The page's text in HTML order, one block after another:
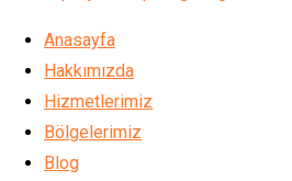
Anasayfa
Hakkımızda
Hizmetlerimiz
Bölgelerimiz
Blog